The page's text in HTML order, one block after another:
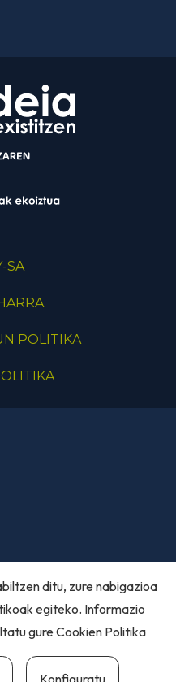
SA
POLITIKA
ditu, zure nabigazioa
egiteko. Informazio
gureCookien Politika